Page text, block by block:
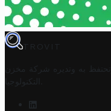
TROVIT
به وتديره
شركة مخزن
التكنولوجيا